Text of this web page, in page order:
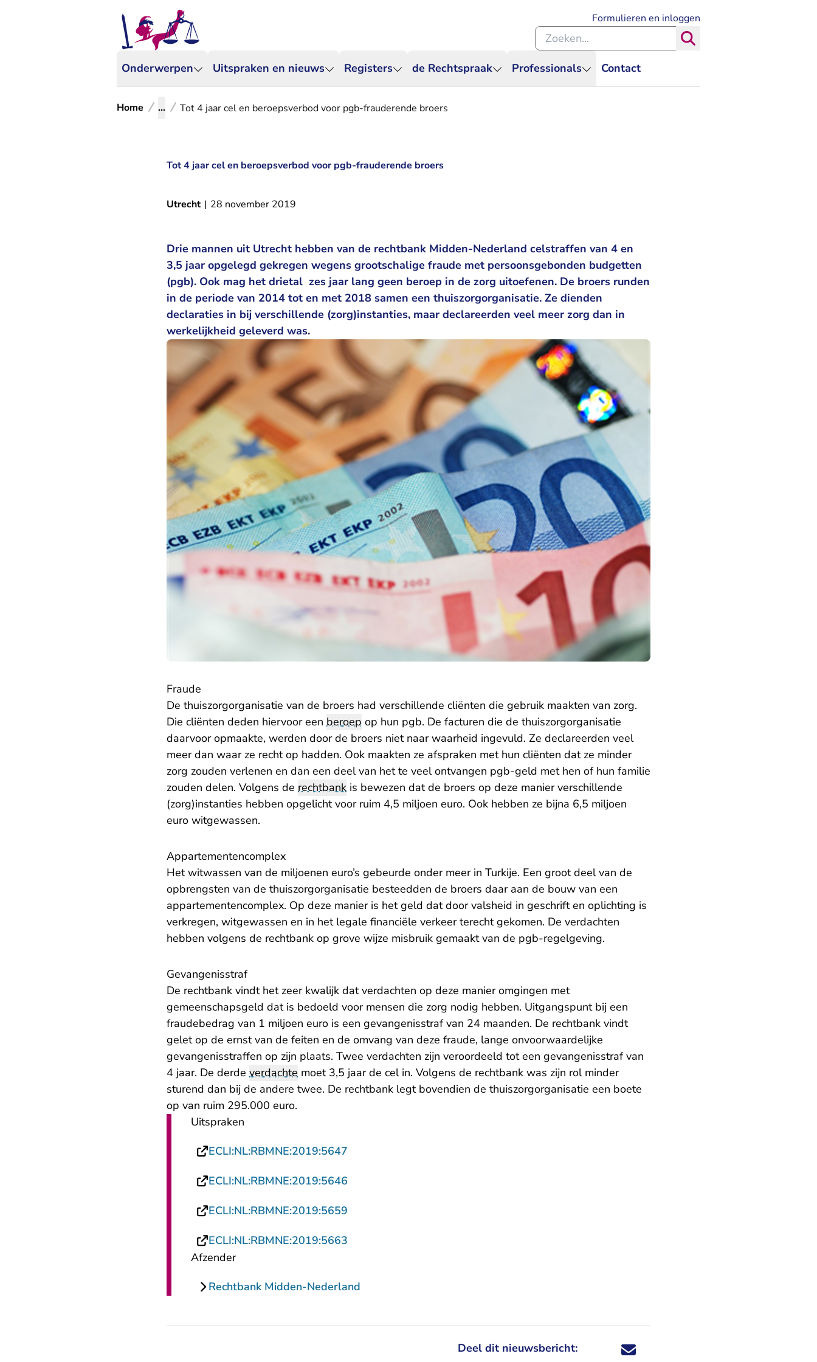
Onderwerpen Uitspraken en nieuws Registers de Rechtspraak Professionals Contact
Formulieren en inloggen
Zoeken binnen de Rechtspraak
Home ... Tot 4 jaar cel en beroepsverbod voor pgb-frauderende broers
Tot 4 jaar cel en beroepsverbod voor pgb-frauderende broers
Utrecht | 28 november 2019
Drie mannen uit Utrecht hebben van de rechtbank Midden-Nederland celstraffen van 4 en
3,5 jaar opgelegd gekregen wegens grootschalige fraude met persoonsgebonden budgetten
(pgb). Ook mag het drietal zes jaar lang geen beroep in de zorg uitoefenen. De broers runden
in de periode van 2014 tot en met 2018 samen een thuiszorgorganisatie. Ze dienden
declaraties in bij verschillende (zorg)instanties, maar declareerden veel meer zorg dan in
werkelijkheid geleverd was.
Fraude
De thuiszorgorganisatie van de broers had verschillende cliënten die gebruik maakten van zorg.
Die cliënten deden hiervoor een beroep op hun pgb. De facturen die de thuiszorgorganisatie
daarvoor opmaakte, werden door de broers niet naar waarheid ingevuld. Ze declareerden veel
meer dan waar ze recht op hadden. Ook maakten ze afspraken met hun cliënten dat ze minder
zorg zouden verlenen en dan een deel van het te veel ontvangen pgb-geld met hen of hun familie
zouden delen. Volgens de rechtbank is bewezen dat de broers op deze manier verschillende
(zorg)instanties hebben opgelicht voor ruim 4,5 miljoen euro. Ook hebben ze bijna 6,5 miljoen
euro witgewassen.
Appartementencomplex
Het witwassen van de miljoenen euro’s gebeurde onder meer in Turkije. Een groot deel van de
opbrengsten van de thuiszorgorganisatie besteedden de broers daar aan de bouw van een
appartementencomplex. Op deze manier is het geld dat door valsheid in geschrift en oplichting is
verkregen, witgewassen en in het legale financiële verkeer terecht gekomen. De verdachten
hebben volgens de rechtbank op grove wijze misbruik gemaakt van de pgb-regelgeving.
Gevangenisstraf
De rechtbank vindt het zeer kwalijk dat verdachten op deze manier omgingen met
gemeenschapsgeld dat is bedoeld voor mensen die zorg nodig hebben. Uitgangspunt bij een
fraudebedrag van 1 miljoen euro is een gevangenisstraf van 24 maanden. De rechtbank vindt
gelet op de ernst van de feiten en de omvang van deze fraude, lange onvoorwaardelijke
gevangenisstraffen op zijn plaats. Twee verdachten zijn veroordeeld tot een gevangenisstraf van
4 jaar. De derde verdachte moet 3,5 jaar de cel in. Volgens de rechtbank was zijn rol minder
sturend dan bij de andere twee. De rechtbank legt bovendien de thuiszorgorganisatie een boete
op van ruim 295.000 euro.
Uitspraken
ECLI:NL:RBMNE:2019:5647
ECLI:NL:RBMNE:2019:5646
ECLI:NL:RBMNE:2019:5659
ECLI:NL:RBMNE:2019:5663
Afzender
Rechtbank Midden-Nederland
Deel dit nieuwsbericht: Deel dit nieuwsbericht via X - U verlaat
Deel dit nieuwsbericht via Facebook - U
Deel dit nieuwsbericht via e-mail
Deel dit nieuwsbericht via LinkedIn - U